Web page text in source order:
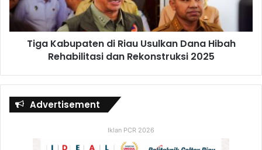
Tiga Kabupaten di Riau Usulkan Dana Hibah
Rehabilitasi dan Rekonstruksi 2025
Advertisement
Iklan PCR 2026